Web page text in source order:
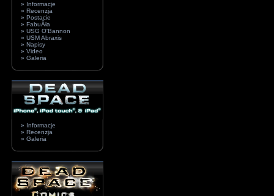
» Informacje
» Recenzja
» Postacie
» FabuÂła
» USG O'Bannon
» USM Abraxis
» Napisy
» Video
» Galeria
» Informacje
» Recenzja
» Galeria